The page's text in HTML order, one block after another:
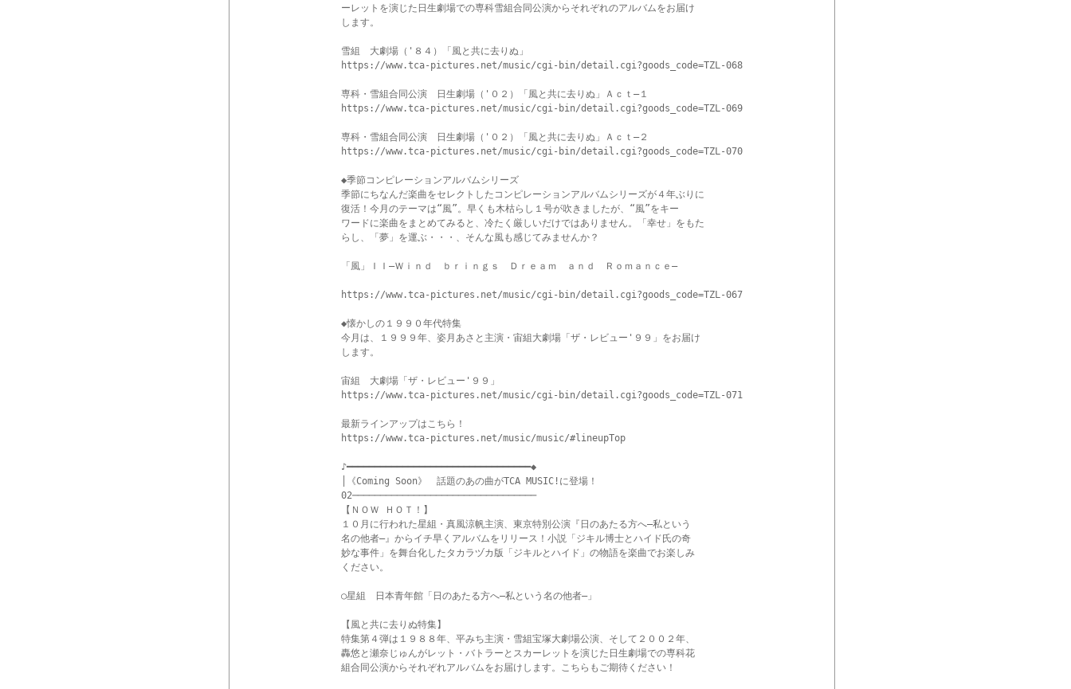
ーレットを演じた日生劇場での専科雪組合同公演からそれぞれのアルバムをお届け
します。
雪組　大劇場（'８４）「風と共に去りぬ」
https://www.tca-pictures.net/music/cgi-bin/detail.cgi?goods_code=TZL-068
専科・雪組合同公演　日生劇場（'０２）「風と共に去りぬ」Ａｃｔ―１
https://www.tca-pictures.net/music/cgi-bin/detail.cgi?goods_code=TZL-069
専科・雪組合同公演　日生劇場（'０２）「風と共に去りぬ」Ａｃｔ―２
https://www.tca-pictures.net/music/cgi-bin/detail.cgi?goods_code=TZL-070
◆季節コンピレーションアルバムシリーズ
季節にちなんだ楽曲をセレクトしたコンピレーションアルバムシリーズが４年ぶりに
復活！今月のテーマは“風”。早くも木枯らし１号が吹きましたが、“風”をキー
ワードに楽曲をまとめてみると、冷たく厳しいだけではありません。「幸せ」をもた
らし、「夢」を運ぶ・・・、そんな風も感じてみませんか？
「風」ＩＩ―Ｗｉｎｄ　ｂｒｉｎｇｓ　Ｄｒｅａｍ　ａｎｄ　Ｒｏｍａｎｃｅ―
https://www.tca-pictures.net/music/cgi-bin/detail.cgi?goods_code=TZL-067
◆懐かしの１９９０年代特集
今月は、１９９９年、姿月あさと主演・宙組大劇場「ザ・レビュー'９９」をお届け
します。
宙組　大劇場「ザ・レビュー'９９」
https://www.tca-pictures.net/music/cgi-bin/detail.cgi?goods_code=TZL-071
最新ラインアップはこちら！
https://www.tca-pictures.net/music/music/#lineupTop
♪━━━━━━━━━━━━━━━━━━━━━━━━━━━━━━━━━◆
│《Coming Soon》　話題のあの曲がTCA MUSIC!に登場！
02─────────────────────────────────
【ＮＯＷ ＨＯＴ！】
１０月に行われた星組・真風涼帆主演、東京特別公演『日のあたる方へ―私という
名の他者―』からイチ早くアルバムをリリース！小説「ジキル博士とハイド氏の奇
妙な事件」を舞台化したタカラヅカ版「ジキルとハイド」の物語を楽曲でお楽しみ
ください。
○星組　日本青年館「日のあたる方へ―私という名の他者―」
【風と共に去りぬ特集】
特集第４弾は１９８８年、平みち主演・雪組宝塚大劇場公演、そして２００２年、
轟悠と瀬奈じゅんがレット・バトラーとスカーレットを演じた日生劇場での専科花
組合同公演からそれぞれアルバムをお届けします。こちらもご期待ください！